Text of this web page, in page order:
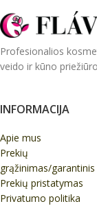
Profesionalios
veido ir kūno
INFORMACIJA
Apie mus
Prekių
grąžinimas/garantinis
Prekių pristatymas
Privatumo politika